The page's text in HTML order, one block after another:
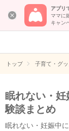
アプリ
ママに
キャン
トップ 子育て・グ
眠れない・
験談まとめ
眠れない・妊娠中